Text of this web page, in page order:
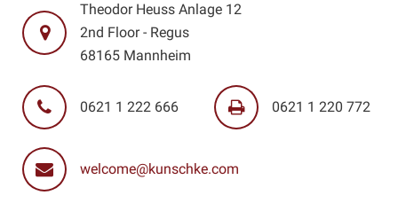
Personal
Rechnungswesen und Controlling
Jahresabschluss und Steuern
Beratung
Blog
Kontakt
Theodor Heuss Anlage 12
2nd Floor - Regus
68165 Mannheim
0621 1 222 666 0621 1 220 772
welcome@kunschke.com